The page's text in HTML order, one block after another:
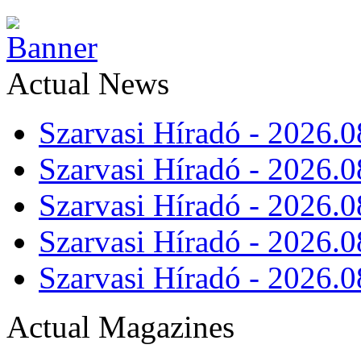
Actual News
Szarvasi Híradó -
Szarvasi Híradó -
Szarvasi Híradó -
Szarvasi Híradó -
Szarvasi Híradó -
Actual Magazines